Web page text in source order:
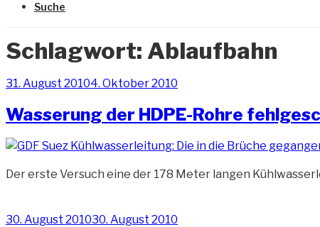
Suche
Schlagwort: Ablaufbahn
Veröffentlicht
31. August 20104. Oktober 2010
Wasserung der HDPE-Rohre
Der erste Versuch eine der 178 Meter langen
Veröffentlicht
30. August 201030. August 2010